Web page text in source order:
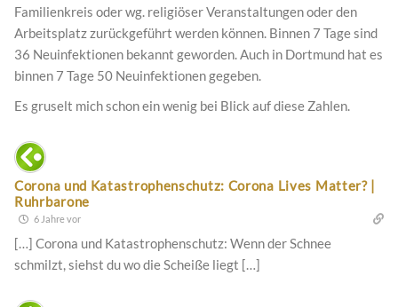
Familienkreis oder wg. religiöser Veranstaltungen oder den
Arbeitsplatz zurückgeführt werden können. Binnen 7 Tage sind
36 Neuinfektionen bekannt geworden. Auch in Dortmund hat es
binnen 7 Tage 50 Neuinfektionen gegeben.
Es gruselt mich schon ein wenig bei Blick auf diese Zahlen.
Corona und Katastrophenschutz: Corona Lives Matter? |
Ruhrbarone
6 Jahre vor
[…] Corona und Katastrophenschutz: Wenn der Schnee
schmilzt, siehst du wo die Scheiße liegt […]